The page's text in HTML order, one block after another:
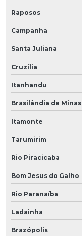
Raposos
Campanha
Santa Juliana
Cruzília
Itanhandu
Brasilândia de Minas
Itamonte
Tarumirim
Rio Piracicaba
Bom Jesus do Galho
Rio Paranaíba
Ladainha
Brazópolis